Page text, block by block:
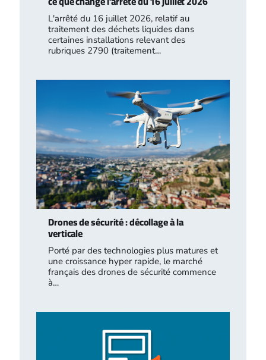
L'arrêté du 16 juillet 2026, relatif au
traitement des déchets liquides dans
certaines installations relevant des
rubriques 2790 (traitement…
Drones de sécurité : décollage à la
verticale
Porté par des technologies plus matures et
une croissance hyper rapide, le marché
français des drones de sécurité commence
à…